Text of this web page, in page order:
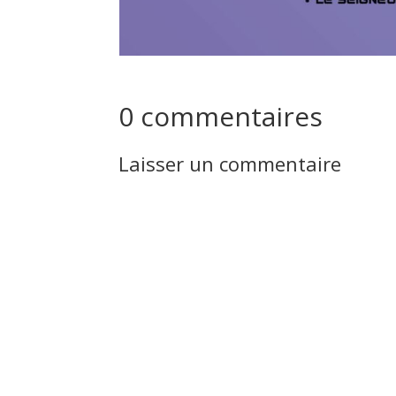
0 commentaires
Laisser un commentaire